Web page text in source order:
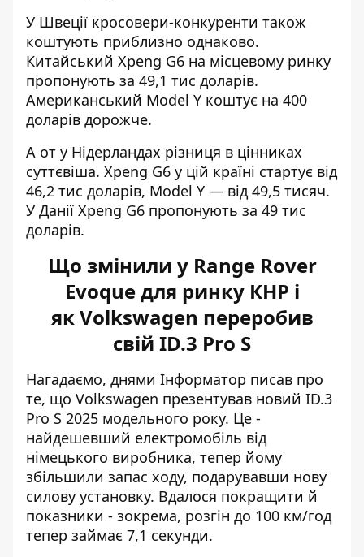
У Швеції кросовери-конкуренти також
коштують приблизно однаково.
Китайський Xpeng G6 на місцевому ринку
пропонують за 49,1 тис доларів.
Американський Model Y коштує на 400
доларів дорожче.
А от у Нідерландах різниця в цінниках
суттєвіша. Xpeng G6 у цій країні стартує від
46,2 тис доларів, Model Y — від 49,5 тисяч.
У Данії Xpeng G6 пропонують за 49 тис
доларів.
Що змінили у Range Rover
Evoque для ринку КНР і
як Volkswagen переробив
свій ID.3 Pro S
Нагадаємо, днями Інформатор писав про
те, що Volkswagen презентував новий ID.3
Pro S 2025 модельного року. Це -
найдешевший електромобіль від
німецького виробника, тепер йому
збільшили запас ходу, подарувавши нову
силову установку. Вдалося покращити й
показники - зокрема, розгін до 100 км/год
тепер займає 7,1 секунди.